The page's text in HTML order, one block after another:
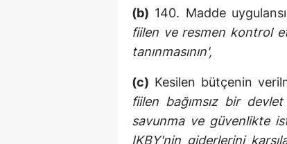
(b) 140. Madde
fiilen ve resmen kontrol
tanınmasının',
(c) Kesilen bütçenin
fiilen bağımsız bir
savunma ve güvenlikte
IKBY'nin giderlerini